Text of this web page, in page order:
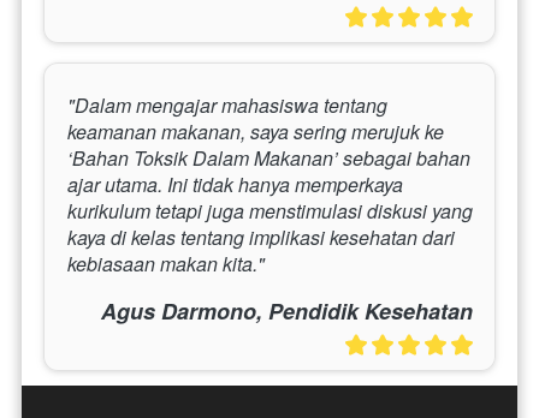
"Dalam mengajar mahasiswa tentang
keamanan makanan, saya sering merujuk ke
‘Bahan Toksik Dalam Makanan’ sebagai bahan
ajar utama. Ini tidak hanya memperkaya
kurikulum tetapi juga menstimulasi diskusi yang
kaya di kelas tentang implikasi kesehatan dari
kebiasaan makan kita."
Agus Darmono, Pendidik Kesehatan